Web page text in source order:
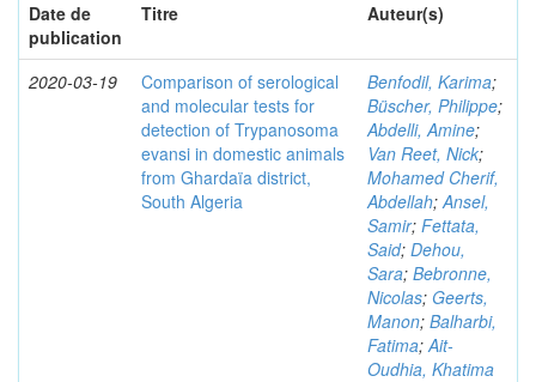
Date de
publication
Titre Auteur(s)
2020-03-19
Comparison of serological
and molecular tests for
detection of Trypanosoma
evansi in domestic animals
from Ghardaïa district,
South Algeria
Benfodil, Karima;
Büscher, Philippe;
Abdelli, Amine;
Van Reet, Nick;
Mohamed Cherif,
Abdellah;Ansel,
Samir; Fettata,
Said; Dehou,
Sara; Bebronne,
Nicolas; Geerts,
Manon; Balharbi,
Fatima;Ait-
Oudhia, Khatima